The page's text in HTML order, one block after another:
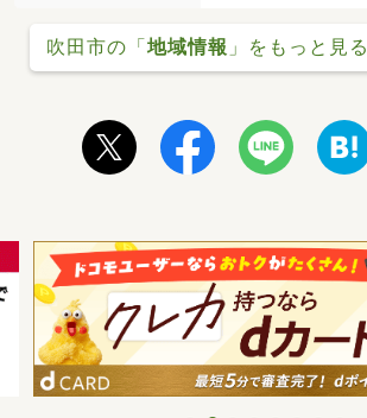
吹田市の「 地域情報 」をもっと見る